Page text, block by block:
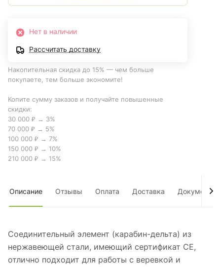
Нет в наличии
Рассчитать доставку
Накопительная скидка до 15% — чем больше
покупаете, тем больше экономите!
Копите сумму заказов и получайте повышенные
скидки:
30 000 ₽ → 3%
70 000 ₽ → 5%
100 000 ₽ → 7%
150 000 ₽ → 10%
210 000 ₽ → 15%
Описание Отзывы Оплата Доставка Документы
Соединительный элемент (карабин-дельта) из
нержавеющей стали, имеющий сертификат CE,
отлично подходит для работы с веревкой и